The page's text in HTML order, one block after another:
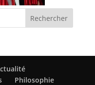
Philosophie